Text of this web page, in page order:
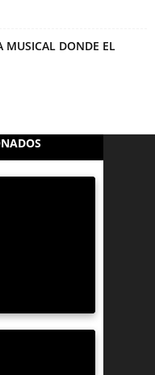
MUSICAL DONDE EL